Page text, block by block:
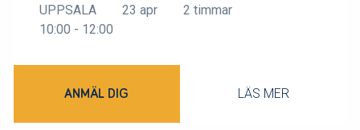
UPPSALA 23 apr
2 timmar
10:00 - 12:00
ANMÄL DIG LÄS MER